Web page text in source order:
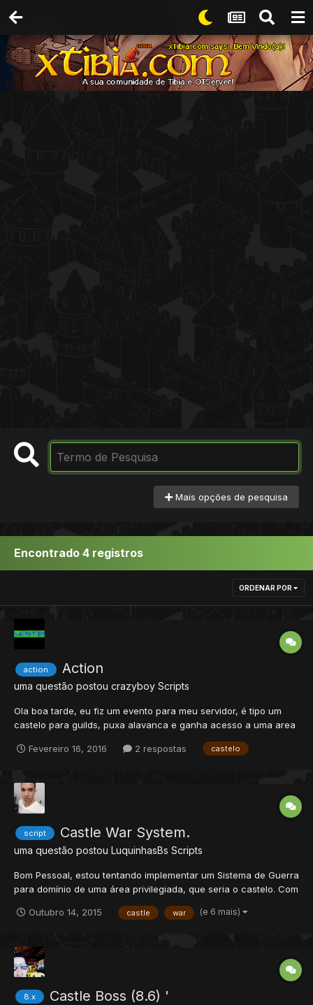
Mais opções de pesquisa
Encontrado 4 registros
ORDENAR POR
action Action
uma questão postou crazyboy Scripts
Ola boa tarde, eu fiz um evento para meu servidor, é tipo um
castelo para guilds, puxa alavanca e ganha acesso a uma area
estou com um problema, tipo quando outra guild conquista o
Fevereiro 16, 2016 2 respostas castelo
script Castle War System.
uma questão postou LuquinhasBs Scripts
Bom Pessoal, estou tentando implementar um Sistema de Guerra
para domínio de uma área privilegiada, que seria o castelo. Com
antigos scripts, por isso venho aqui pedi-lo, por gentiliza,
Outubro 14, 2015 castle war (e 6 mais)
8.x Castle Boss (8.6) '